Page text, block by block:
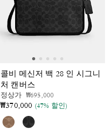
콜비 메신저 백 28 인 시그니
처 캔버스
정상가 가격 인하 전
₩695,000인하됨
₩370,000 (47% 할인)